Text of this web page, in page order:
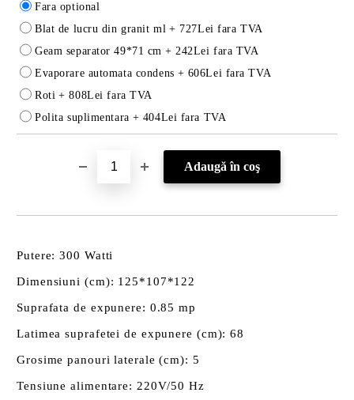
Fara optional
Blat de lucru din granit ml + 727Lei fara TVA
Geam separator 49*71 cm + 242Lei fara TVA
Evaporare automata condens + 606Lei fara TVA
Roti + 808Lei fara TVA
Polita suplimentara + 404Lei fara TVA
Putere: 300 Watti
Dimensiuni (cm): 125*107*122
Suprafata de expunere: 0.85 mp
Latimea suprafetei de expunere (cm): 68
Grosime panouri laterale (cm): 5
Tensiune alimentare: 220V/50 Hz